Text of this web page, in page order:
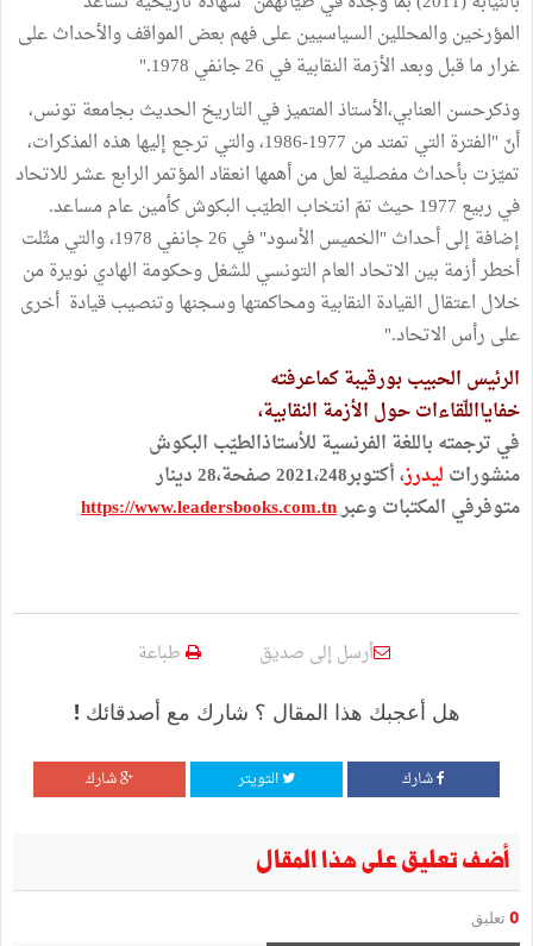
المؤرخين والمحللين السياسيين على فهم بعض المواقف والأحداث على
غرار ما قبل وبعد الأزمة النقابية في 26 جانفي 1978."
وذكرحسن العنابي،الأستاذ المتميز في التاريخ الحديث بجامعة تونس،
أنّ "الفترة التي تمتد من 1977-1986، والتي ترجع إليها هذه المذكرات،
تميّزت بأحداث مفصلية لعل من أهمها انعقاد المؤتمر الرابع عشر للاتحاد
في ربيع 1977 حيث تمّ انتخاب الطيّب البكوش كأمين عام مساعد.
إضافة إلى أحداث "الخميس الأسود" في 26 جانفي 1978، والتي مثّلت
أخطر أزمة بين الاتحاد العام التونسي للشغل وحكومة الهادي نويرة من
خلال اعتقال القيادة النقابية ومحاكمتها وسجنها وتنصيب قيادة أخرى
على رأس الاتحاد."
الرئيس الحبيب بورقيبة كماعرفته
خفايااللّقاءات حول الأزمة النقابية،
في ترجمته باللغة الفرنسية للأستاذالطيّب البكوش
منشورات ليدرز، أكتوبر2021،248 صفحة،28 دينار
متوفرفي المكتبات وعبرhttps://www.leadersbooks.com.tn
أرسل إلى صديق طباعة
هل أعجبك هذا المقال ؟ شارك مع أصدقائك !
شارك التويتر شارك
أضف تعليق على هذا المقال
0 تعليق